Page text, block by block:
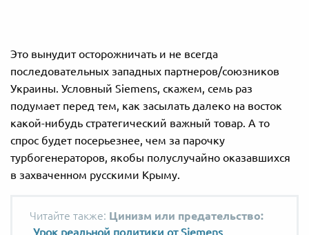
Это вынудит осторожничать и не всегда
последовательных западных партнеров/союзников
Украины. Условный Siemens, скажем, семь раз
подумает перед тем, как засылать далеко на восток
какой-нибудь стратегический важный товар. А то
спрос будет посерьезнее, чем за парочку
турбогенераторов, якобы полуслучайно оказавшихся
в захваченном русскими Крыму.
Цинизм или предательство:
Урок реальной политики от Siemens